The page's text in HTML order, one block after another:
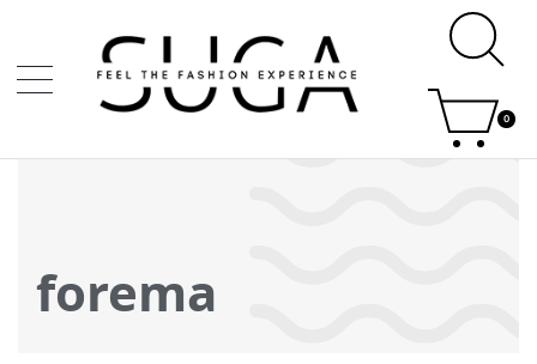
0
forema